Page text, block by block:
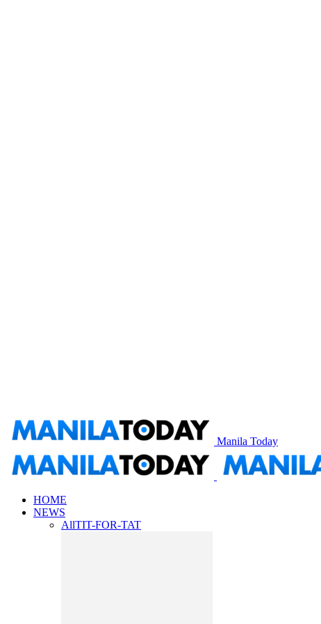
Manila Today
HOME
NEWS
AllTIT-FOR-TAT